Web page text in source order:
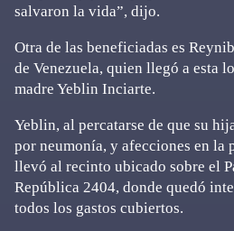
salvaron la vida”, dijo.
Otra de las beneficiadas es
de Venezuela, quien llegó a esta
madre Yeblin Inciarte.
Yeblin, al percatarse de que su
por neumonía, y afecciones en la
llevó al recinto ubicado sobre el
República 2404, donde quedó
todos los gastos cubiertos.